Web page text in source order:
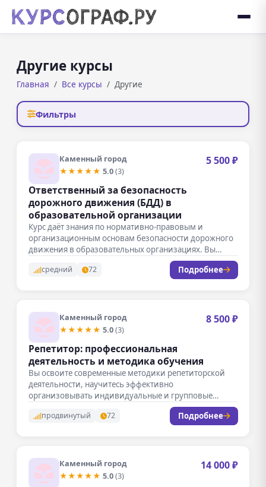
Другие курсы
Главная Все курсы Другие
Фильтры
Каменный город
★★★★★ 5.0(3)
5 500 ₽
Ответственный за безопасность
дорожного движения (БДД) в
образовательной организации
Курс даёт знания по нормативно-правовым и
организационным основам безопасности дорожного
движения в образовательных организациях. Вы
научитесь разрабатывать программы…
средний 72 Подробнее
Каменный город
★★★★★ 5.0(3)
8 500 ₽
Репетитор: профессиональная
деятельность и методика обучения
Вы освоите современные методики репетиторской
деятельности, научитесь эффективно
организовывать индивидуальные и групповые
занятия, разрабатывать программы обучения с
учетом…
продвинутый 72 Подробнее
Каменный город
★★★★★ 5.0(3)
14 000 ₽